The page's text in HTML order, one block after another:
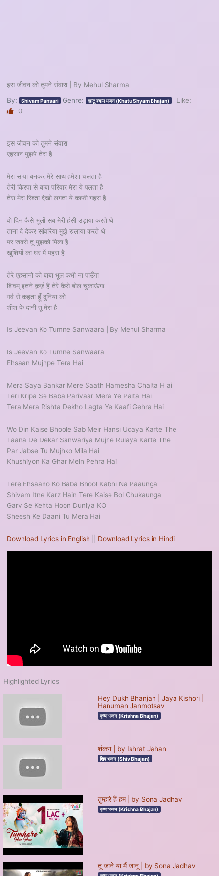
इस जीवन को तुमने संवारा | By Mehul Sharma
By: Shivam Pansari Genre: खाटू श्याम भजन (Khatu Shyam Bhajan)
Like:
0
इस जीवन को तुमने संवारा
एहसान मुझपे तेरा है
मेरा साया बनकर मेरे साथ हमेशा चलता है
तेरी किरपा से बाबा परिवार मेरा ये पलता है
तेरा मेरा रिश्ता देखो लगता ये काफी गहरा है
वो दिन कैसे भूलों सब मेरी हंसी उड़ाया करते थे
ताना दे देकर सांवरिया मुझे रुलाया करते थे
पर जबसे तू मुझको मिला है
खुशियों का घर में पहरा है
तेरे एहसानो को बाबा भूल कभी ना पाउँगा
शिवम् इतने क़र्ज़ हैं तेरे कैसे बोल चुकाऊंगा
गर्व से कहता हूँ दुनिया को
शीश के दानी तू मेरा है
Is Jeevan Ko Tumne Sanwaara | By Mehul Sharma
Is Jeevan Ko Tumne Sanwaara
Ehsaan Mujhpe Tera Hai
Mera Saya Bankar Mere Saath Hamesha Chalta H ai
Teri Kripa Se Baba Parivaar Mera Ye Palta Hai
Tera Mera Rishta Dekho Lagta Ye Kaafi Gehra Hai
Wo Din Kaise Bhoole Sab Meir Hansi Udaya Karte The
Taana De Dekar Sanwariya Mujhe Rulaya Karte The
Par Jabse Tu Mujhko Mila Hai
Khushiyon Ka Ghar Mein Pehra Hai
Tere Ehsaano Ko Baba Bhool Kabhi Na Paaunga
Shivam Itne Karz Hain Tere Kaise Bol Chukaunga
Garv Se Kehta Hoon Duniya KO
Sheesh Ke Daani Tu Mera Hai
Download Lyrics in English Download Lyrics in Hindi
Highlighted Lyrics
Hey Dukh Bhanjan | Jaya Kishori |
Hanuman Janmotsav
कृष्ण भजन (Krishna Bhajan)
शंकरा | by Ishrat Jahan
शिव भजन (Shiv Bhajan)
तुम्हारे हैं हम | by Sona Jadhav
कृष्ण भजन (Krishna Bhajan)
तू जाने या मैं जानू | by Sona Jadhav